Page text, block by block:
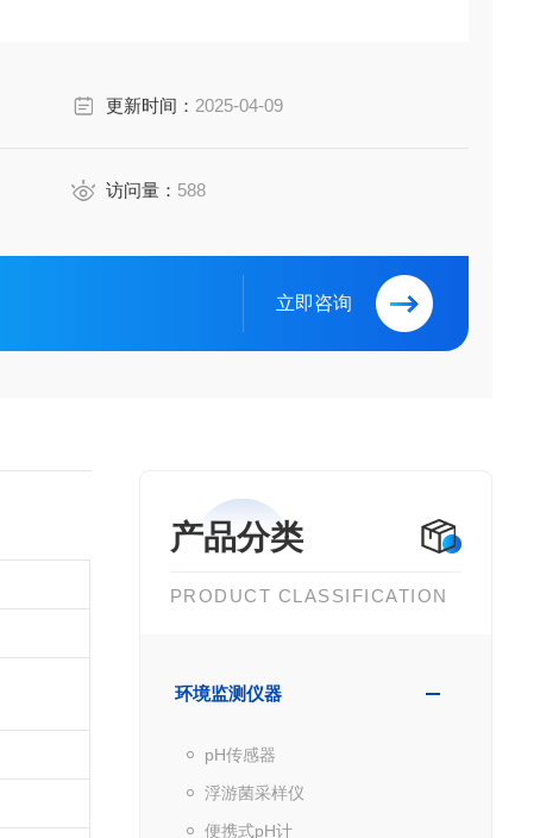
更新时间： 2025-04-09
访问量： 588
立即咨询
产品分类
PRODUCT CLASSIFICATION
环境监测仪器
pH传感器
浮游菌采样仪
便携式pH计